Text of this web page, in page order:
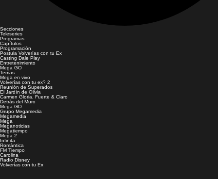
Secciones
Teleseries
Programas
Capítulos
Programación
Postula Volverías con tu Ex
Casting Dale Play
Entretenimiento
Mega GO
Temas
Mega en vivo
Volverías con tu ex? 2
Reunión de Superados
El Jardín de Olivia
Carmen Gloria, Fuerte & Claro
Detrás del Muro
Mega GO
Grupo Megamedia
Megamedia
Mega
Meganoticias
Megatiempo
Mega 2
Infinita
Romántica
FM Tiempo
Carolina
Radio Disney
Volverías con tu Ex